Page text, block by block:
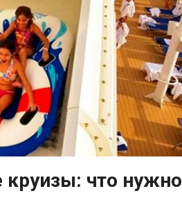
что нужно